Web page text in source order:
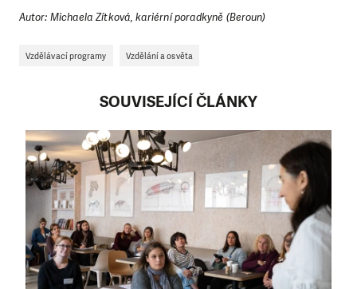
Autor: Michaela Zítková, kariérní poradkyně (Beroun)
Vzdělávací programy Vzdělání a osvěta
SOUVISEJÍCÍ ČLÁNKY